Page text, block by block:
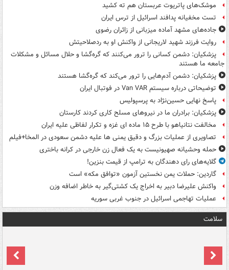
موشک‌های پاتریوت عربستان هم ته‌ کشید
تست مخفیانه پدافند اسرائیل از ترس ایران
جاده‌های مشهد آماده میزبانی از زائران رضوی
روایت فرزند شهید لاریجانی از واکنش او به ردصلاحیتش
پزشکیان: دشمن کسانی را ترور می‌کنند که گره‌گشا و حلال مسائل و مشکلات
جامعه ما هستند
پزشکیان: دشمن آدم‌هایی را ترور می‌کند که گره‌گشا هستند
توضیحاتی درباره سیستم Van VAR در فوتبال ایران
پاسخ نهایی حسین‌نژاد به پرسپولیس
پزشکیان: برادران ما در نیروهای مسلح کاری کردند کارستان
مخالفت نتانیاهو با طرح ۱۵ ماده ای غزه و تکرار لفاظی علیه ایران
تصاویری از عملیات بزرگ و دقیق یمنی ها علیه دشمن سعودی در المخا+فیلم
حمله وحشیانه صهیونیست به یک فعال زن خارجی در کرانه باختری
گلایه‌های رای دهندگان به ترامپ از قیمت بنزین!
گاردین: حملات یمن نخستین آزمون «توافق مکه» است
واکنش علیرضا دبیر به اخراج یک کشتی‌گیر به خاطر اضافه وزن
عملیات تهاجمی اسرائیل در جنوب غربی سوریه
سلامت